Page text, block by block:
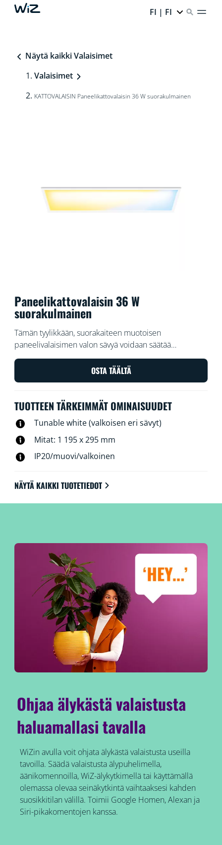
FI | FI
Näytä kaikki Valaisimet
Valaisimet
KATTOVALAISIN Paneelikattovalaisin 36 W suorakulmainen
Paneelikattovalaisin 36 W
suorakulmainen
Tämän tyylikkään, suorakaiteen muotoisen
paneelivalaisimen valon sävyä voidaan säätää
lämpimän ja viileän sävyiseksi. Helppo asentaa,
himmennettävä ja sulautuu hyvin myös moderniin
sisustukseen.
OSTA TÄÄLTÄ
TUOTTEEN TÄRKEIMMÄT OMINAISUUDET
Tunable white (valkoisen eri sävyt)
Mitat: 1 195 x 295 mm
IP20/muovi/valkoinen
NÄYTÄ KAIKKI TUOTETIEDOT
Ohjaa älykästä valaistusta
haluamallasi tavalla
WiZin avulla voit ohjata älykästä valaistusta useilla
tavoilla. Säädä valaistusta älypuhelimella,
äänikomennoilla, WiZ-älykytkimellä tai käyttämällä
olemassa olevaa seinäkytkintä vaihtaaksesi kahden
suosikkitilan välillä. Toimii Google Homen, Alexan ja
Siri-pikakomentojen kanssa.